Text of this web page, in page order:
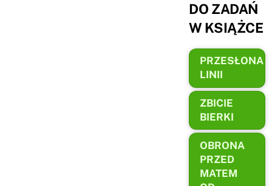
DO ZADAŃ
W KSIĄŻCE
PRZESŁONA
LINII
ZBICIE
BIERKI
OBRONA
PRZED
MATEM